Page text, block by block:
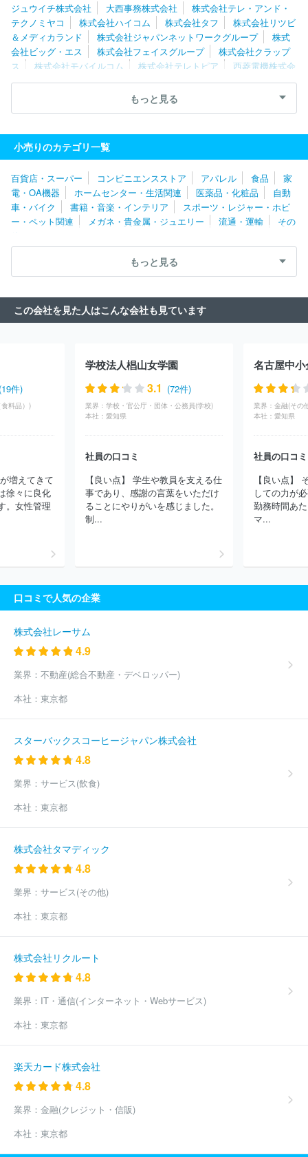
ジュウイチ株式会社 大西事務株式会社
株式会社テレ・アンド・
テクノミヤコ
株式会社ハイコム 株式会社タフ
株式会社リツビ
＆メディカランド
株式会社ジャパンネットワークグループ
株式
会社ビッグ・エス
株式会社フェイスグループ
株式会社クラップ
ス
株式会社モバイルコム 株式会社テレトピア
西菱電機株式会
社
株式会社城山ホールディングス 株式会社ミッドフォー
南国
ＯＡ通信サービス株式会社
テンフィールズフ
ァクトリー株式会社
ジ
テレニシ株式会社 株式会社イオ
株式会社ファ－ストスクエ
ア
株式会社マツヤデンキ
社サンキュー
株式会社クランディム 株式会社ギガス
株式会社
オフィスメーション
株式会社Ｊｏｓｈｉｎ
株式会社エクストリ
ンク
ＲｅＹｕｕ Ｊａｐａｎ株式会社 理研産業株式会社
コナ
ン販売株式会社
株式会社マクサムコミュニケーションズ
株式会
株式会社ケーズホールディングス
レン
株式会社デュ・ラン社 株式会社サンドリア
コネクシオ株
式会社
株式会社オープン
株式会社コミュニケーションゲート
ＩＴＳ株式会社
株式会社パーク 株式会社マイテック
株式会
ガスライフバル北株式会社
吉田通信株式会社
株式会社エスアイ
アソシエイツ
株式会社ヨドバシカメラ
株式会社デジタルリンク
東京ガスリビングライン株式会社
株式会社ベルパーク
富士テクニカルコーポレーション
兼松コミュニケーションズ株式会
株式会社ピーアップ
ＭＸモバイリング株式会社
株式会社メガ
ン
東芝ビジネスエキスパート株式会社
東京ガスエネワーク株式
会社
株式会社島津 株式会社エス・ティー・シー
株式会社スタ
ートーク
株式会社北越ケーズ 株式会社エム・ティ・ネット
リ
日本エネルギー総合システム株式会社
リングロー株式会社
株式会社デンソーオート
もっと見る
小売りのカテゴリ一覧
百貨店・スーパー コンビニエンスストア アパレル 食品
家
電・OA機器
ホームセンター・生活関連 医薬品・化粧品
自動
車・バイク
書籍・音楽・インテリア
スポーツ・レジャー・ホビ
ー・ペット関連
メガネ・貴金属・ジュエリー 流通・運輸
その
もっと見る
この会社を見た人はこんな会社も見ています
件)
料品）)
増えてきて
徐々に良化
。女性管理
学校法人椙山女学園
3.1 (72件)
業界： 学校・官公庁・団体・公務員(学校)
本社： 愛知県
社員の口コミ
【良い点】 学生や教員を支える仕
事であり、感謝の言葉をいただけ
ることにやりがいを感じました。
制...
業界： 金融(その
本社： 愛知県
社員の口コミ
【良い点】
しての力が
勤務時間あ
マ...
口コミで人気の企業
株式会社レーサム
4.9
業界： 不動産(総合不動産・デベロッパー)
本社： 東京都
スターバックスコーヒージャパン株式会社
4.8
業界： サービス(飲食)
本社： 東京都
株式会社タマディック
4.8
業界： サービス(その他)
本社： 東京都
株式会社リクルート
4.8
業界： IT・通信(インターネット・Webサービス)
本社： 東京都
楽天カード株式会社
4.8
業界： 金融(クレジット・信販)
本社： 東京都